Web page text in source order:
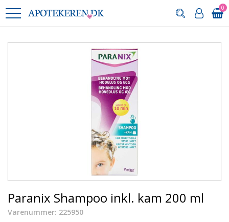
0
Paranix Shampoo inkl. kam 200 ml
Varenummer: 225950